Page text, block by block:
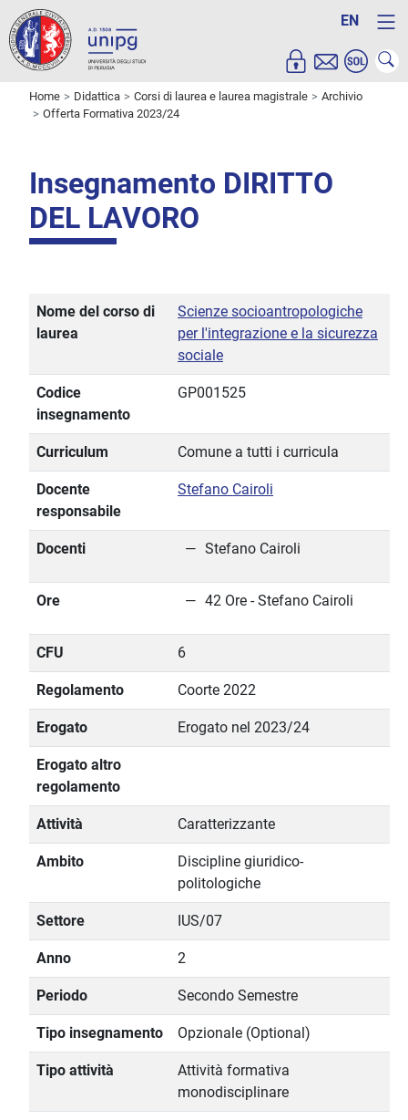
EN
Home Didattica Corsi di laurea e laurea magistrale
Archivio
Offerta Formativa 2023/24
Insegnamento DIRITTO
DEL LAVORO
Nome del corso di
laurea
Scienze socioantropologiche
per l'integrazione e la sicurezza
sociale
Codice
insegnamento
GP001525
Curriculum Comune a tutti i curricula
Docente
responsabile
Stefano Cairoli
Docenti Stefano Cairoli
Ore 42 Ore - Stefano Cairoli
CFU 6
Regolamento Coorte 2022
Erogato Erogato nel 2023/24
Erogato altro
regolamento
Attività Caratterizzante
Ambito
Discipline giuridico-
politologiche
Settore IUS/07
Anno 2
Periodo Secondo Semestre
Tipo insegnamento Opzionale (Optional)
Tipo attività
Attività formativa
monodisciplinare